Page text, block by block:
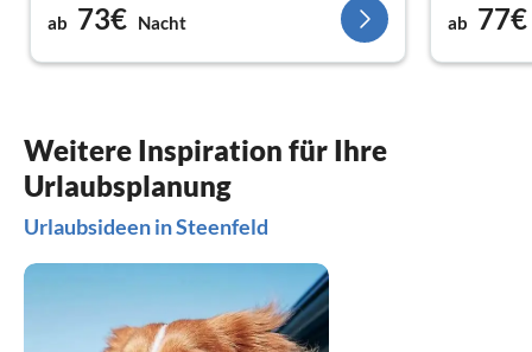
ab 73€ Nacht
der
ab 77€
Weitere Inspiration für Ihre
Urlaubsplanung
Urlaubsideen in Steenfeld